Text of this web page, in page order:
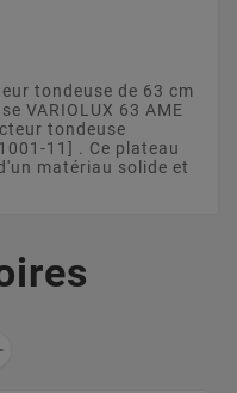
tondeuse de 63 cm
VARIOLUX 63 AME
tondeuse
11] . Ce plateau
matériau solide et